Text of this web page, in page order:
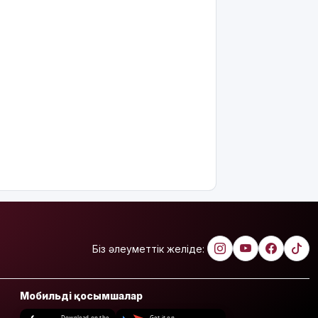
Біз әлеуметтік желіде:
Мобильді қосымшалар